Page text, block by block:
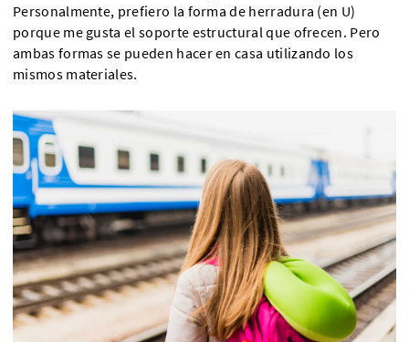
Personalmente, prefiero la forma de herradura (en U)
porque me gusta el soporte estructural que ofrecen. Pero
ambas formas se pueden hacer en casa utilizando los
mismos materiales.